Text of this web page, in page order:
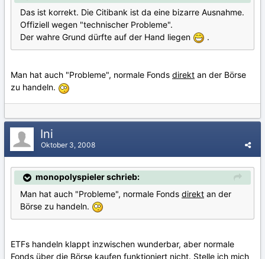
Das ist korrekt. Die Citibank ist da eine bizarre Ausnahme.
Offiziell wegen "technischer Probleme".
Der wahre Grund dürfte auf der Hand liegen
.
Man hat auch "Probleme", normale Fonds direkt an der Börse
zu handeln.
Ini
Oktober 3, 2008
monopolyspieler schrieb:
Man hat auch "Probleme", normale Fonds direkt an der
Börse zu handeln.
ETFs handeln klappt inzwischen wunderbar, aber normale
Fonds über die Börse kaufen funktioniert nicht. Stelle ich mich